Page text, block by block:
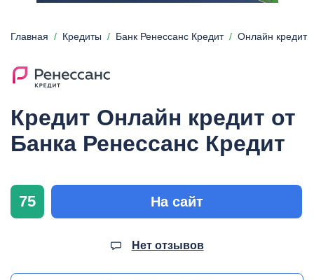
Главная Кредиты Банк Ренессанс Кредит Онлайн кредит
Кредит Онлайн кредит от
Банка Ренессанс Кредит
75 На сайт
Нет отзывов